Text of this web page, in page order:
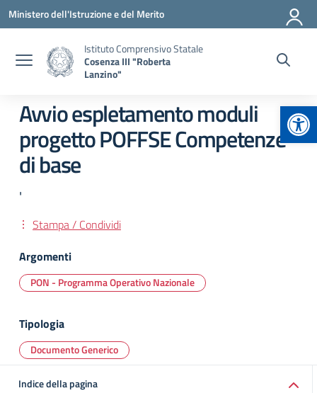
Vai ai contenuti
Vai al menu di navigazione
Vai al footer
Ministero dell'Istruzione e del Merito
Istituto Comprensivo Statale
Cosenza III "Roberta
Lanzino"
Avvio espletamento moduli
progetto POFFSE Competenze
di base
'
Stampa / Condividi
Argomenti
PON - Programma Operativo Nazionale
Tipologia
Documento Generico
Indice della pagina